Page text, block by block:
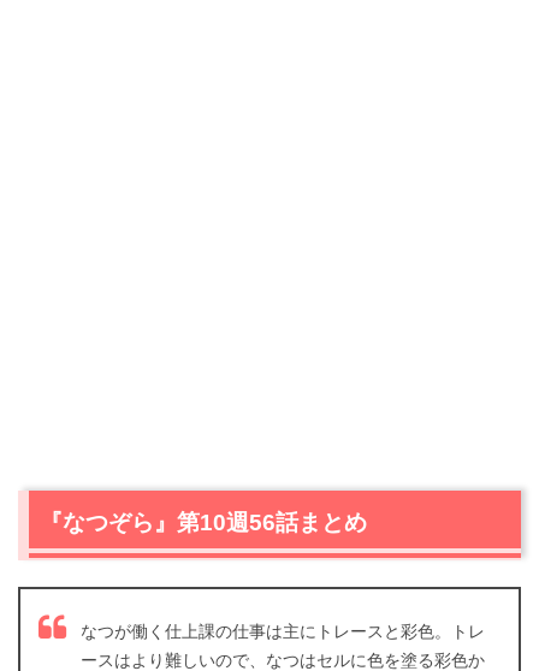
『なつぞら』第10週56話まとめ
なつが働く仕上課の仕事は主にトレースと彩色。トレ
ースはより難しいので、なつはセルに色を塗る彩色か